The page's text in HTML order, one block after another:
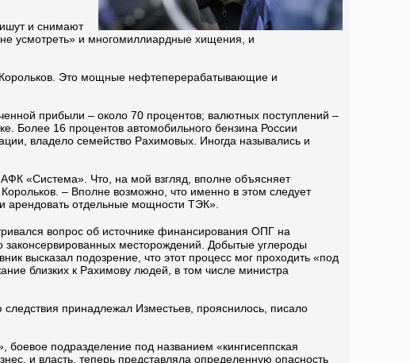
и снимают
усмотреть» и многомиллиардные хищения, и
Это мощные нефтеперерабатывающие и
прибыли – около 70 процентов; валютных поступлений –
Более 16 процентов автомобильного бензина России
владело семейство Рахимовых. Иногда назывались и
«Система». Что, на мой взгляд, вполне объясняет
– Вполне возможно, что именно в этом следует
арендовать отдельные мощности ТЭК».
вопрос об источнике финансирования ОПГ на
месторождений. Добытые углероды
высказал подозрение, что этот процесс мог проходить «под
близких к Рахимову людей, в том числе министра
принадлежал Изместьев, прояснилось, писало
подразделение под названием «кингисеппская
и власть, теперь представляла определенную опасность